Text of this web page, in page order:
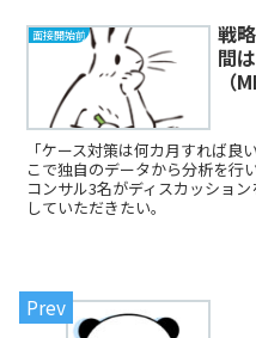
面接開始前
戦
間
（
「ケース対策は何カ月すれば良
こで独自のデータから分析を行
コンサル3名がディスカッショ
していただきたい。